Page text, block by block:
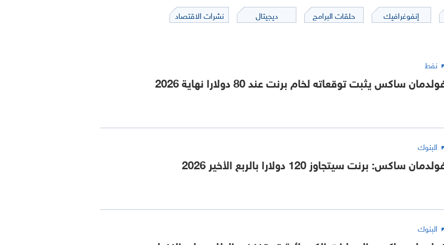
إنفوغرافيك حلقات البرامج ديجيتال نشرات الاقتصاد
نفط
ساكس يثبت توقعاته لخام برنت عند 80 دولارا نهاية 2026
البنوك
ساكس: برنت سيتجاوز 120 دولارا بالربع الأخير 2026
البنوك